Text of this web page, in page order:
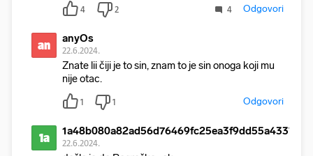
4 2 4 Odgovori
an anyOs
22.6.2024.
Znate lii čiji je to sin, znam to je sin onoga koji mu
nije otac.
1 1 Odgovori
1a 1a48b080a82ad56d76469fc25ea3f9dd55a43376
22.6.2024.